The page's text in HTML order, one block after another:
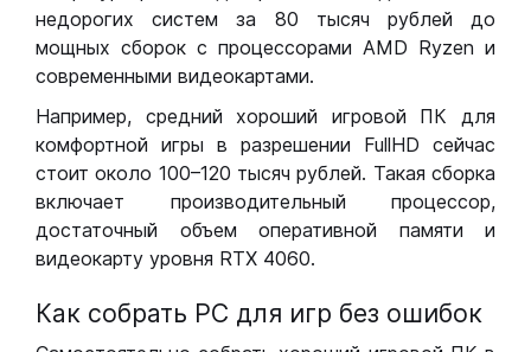
недорогих систем за 80 тысяч рублей до
мощных сборок с процессорами AMD Ryzen и
современными видеокартами.
Например, средний хороший игровой ПК для
комфортной игры в разрешении FullHD сейчас
стоит около 100–120 тысяч рублей. Такая сборка
включает производительный процессор,
достаточный объем оперативной памяти и
видеокарту уровня RTX 4060.
Как собрать РС для игр без ошибок